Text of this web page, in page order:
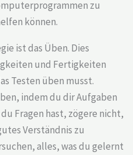
zu
können.
ist das Üben. Dies
und Fertigkeiten
Testen üben musst.
indem du dir Aufgaben
Fragen hast, zögere nicht,
Verständnis zu
alles, was du gelernt